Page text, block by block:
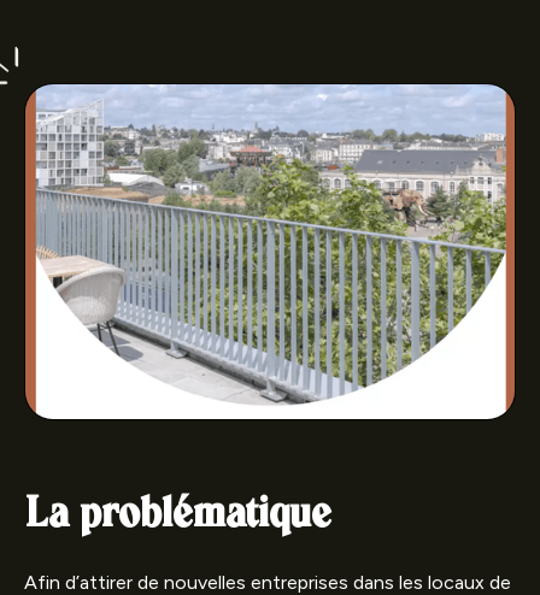
La problématique
Afin d’attirer de nouvelles entreprises dans les locaux de